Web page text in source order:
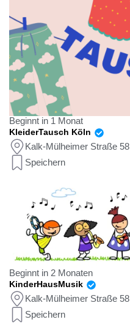
Beginnt in 1 Monat
KleiderTausch Köln
Kalk-Mülheimer Straße 58
Speichern
Beginnt in 2 Monaten
KinderHausMusik
Kalk-Mülheimer Straße 58
Speichern